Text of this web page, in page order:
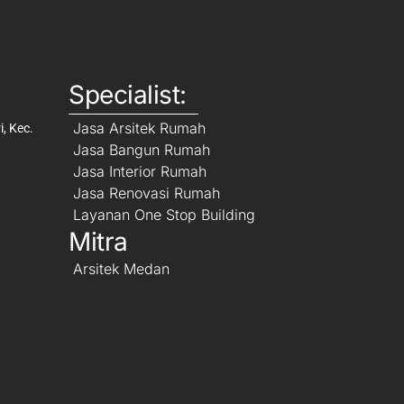
Kec.
Specialist:
Jasa Arsitek Rumah
Jasa Bangun Rumah
Jasa Interior Rumah
Jasa Renovasi Rumah
Layanan One Stop Building
Mitra
Arsitek Medan